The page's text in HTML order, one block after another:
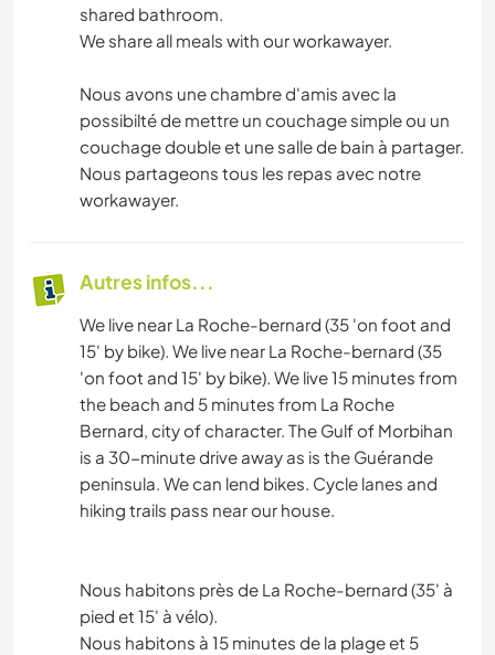
shared bathroom.
We share all meals with our workawayer.
Nous avons une chambre d'amis avec la
possibilté de mettre un couchage simple ou un
couchage double et une salle de bain à partager.
Nous partageons tous les repas avec notre
workawayer.
Autres infos...
We live near La Roche-bernard (35 'on foot and
15' by bike). We live near La Roche-bernard (35
'on foot and 15' by bike). We live 15 minutes from
the beach and 5 minutes from La Roche
Bernard, city of character. The Gulf of Morbihan
is a 30-minute drive away as is the Guérande
peninsula. We can lend bikes. Cycle lanes and
hiking trails pass near our house.
Nous habitons près de La Roche-bernard (35' à
pied et 15' à vélo).
Nous habitons à 15 minutes de la plage et 5